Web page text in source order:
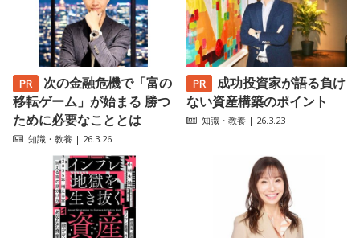
次の金融危機で「富の
移転ゲーム」が始まる 勝つ
ために必要なこととは
知識・教養 | 26.3.26
成功投資家が語る負け
ない資産構築のポイント
知識・教養 | 26.3.23